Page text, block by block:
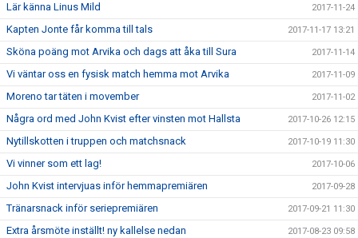
Lär känna Linus Mild 2017-11-24
Kapten Jonte får komma till tals 2017-11-17 13:21
Sköna poäng mot Arvika och dags att åka till Sura 2017-11-14
Vi väntar oss en fysisk match hemma mot Arvika 2017-11-09
Moreno tar täten i movember 2017-11-02
Några ord med John Kvist efter vinsten mot Hallsta 2017-10-26 12:15
Nytillskotten i truppen och matchsnack 2017-10-19 11:30
Vi vinner som ett lag! 2017-10-06
John Kvist intervjuas inför hemmapremiären 2017-09-28
Tränarsnack inför seriepremiären 2017-09-21 11:30
Extra årsmöte inställt! ny kallelse nedan 2017-08-23 09:58